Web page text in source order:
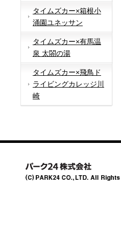
タイムズカー×箱根小
涌園ユネッサン
タイムズカー×有馬温
泉 太閤の湯
タイムズカー×飛鳥ド
ライビングカレッジ川
崎